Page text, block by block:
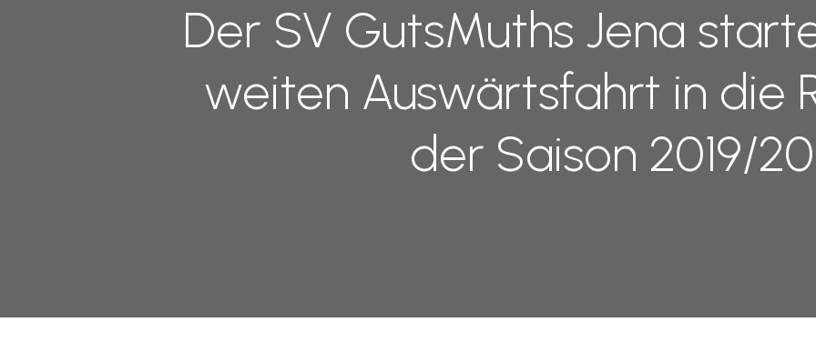
Der SV GutsMuths Jena
weiten Auswärtsfahrt in die
der Saison 2019/20